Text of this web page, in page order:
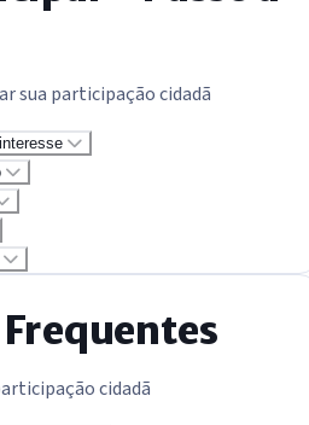
sua participação cidadã
cidadã